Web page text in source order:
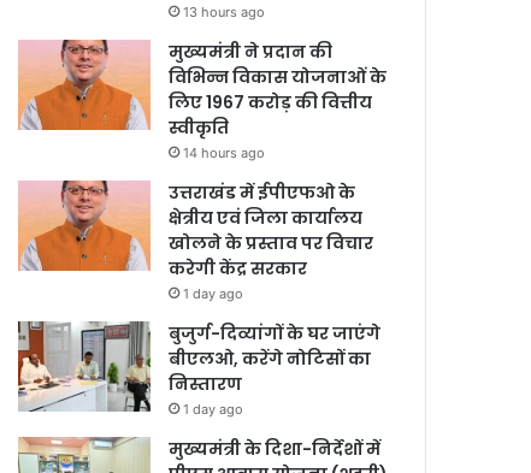
13 hours ago
मुख्यमंत्री ने प्रदान की
विभिन्न विकास योजनाओं के
लिए 1967 करोड़ की वित्तीय
स्वीकृति
14 hours ago
उत्तराखंड में ईपीएफओ के
क्षेत्रीय एवं जिला कार्यालय
खोलने के प्रस्ताव पर विचार
करेगी केंद्र सरकार
1 day ago
बुजुर्ग-दिव्यांगों के घर जाएंगे
बीएलओ, करेंगे नोटिसों का
निस्तारण
1 day ago
मुख्यमंत्री के दिशा-निर्देशों में